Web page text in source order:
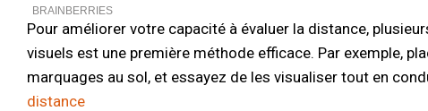
Pour améliorer votre capacité à évaluer la distance,
visuels est une première méthode efficace. Par exemple,
marquages au sol, et essayez de les visualiser tout en
distance